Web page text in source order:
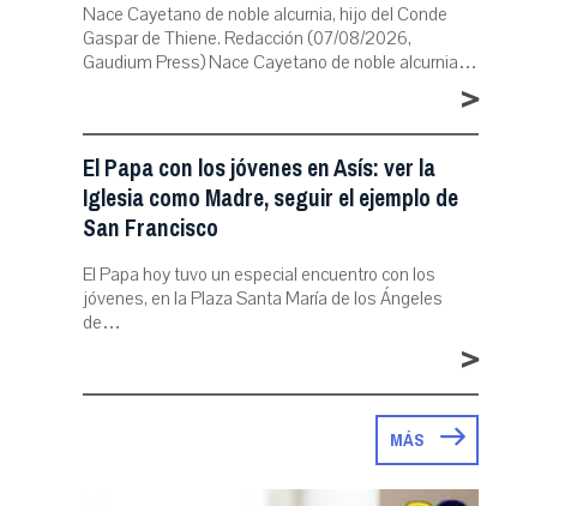
Nace Cayetano de noble alcurnia, hijo del Conde
Gaspar de Thiene. Redacción (07/08/2026,
Gaudium Press) Nace Cayetano de noble alcurnia…
>
El Papa con los jóvenes en Asís: ver la
Iglesia como Madre, seguir el ejemplo de
San Francisco
El Papa hoy tuvo un especial encuentro con los
jóvenes, en la Plaza Santa María de los Ángeles
de…
>
MÁS